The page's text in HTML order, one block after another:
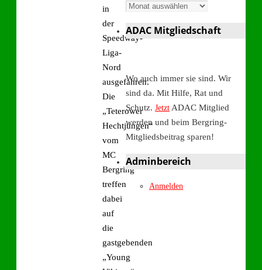
in
der
Speedway-
Liga-
Nord
ausgefahren.
Die
„Teterower
Hechtjungen“
vom
MC
Bergring
treffen
dabei
auf
die
gastgebenden
„Young
Archive
ADAC Mitgliedschaft
Wo auch immer sie sind. Wir
sind da. Mit Hilfe, Rat und
Schutz. Jetzt ADAC Mitglied
werden und beim Bergring-
Mitgliedsbeitrag sparen!
Adminbereich
Anmelden